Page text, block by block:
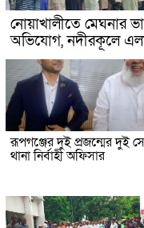
নোয়াখালীতে মেঘনার
অভিযোগ, নদীরকূলে
রূপগঞ্জের দুই প্রজন্মের দুই
থানা নির্বাহী অফিসার